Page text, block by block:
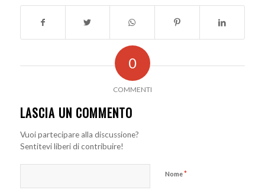
0
COMMENTI
LASCIA UN COMMENTO
Vuoi partecipare alla discussione?
Sentitevi liberi di contribuire!
Nome*